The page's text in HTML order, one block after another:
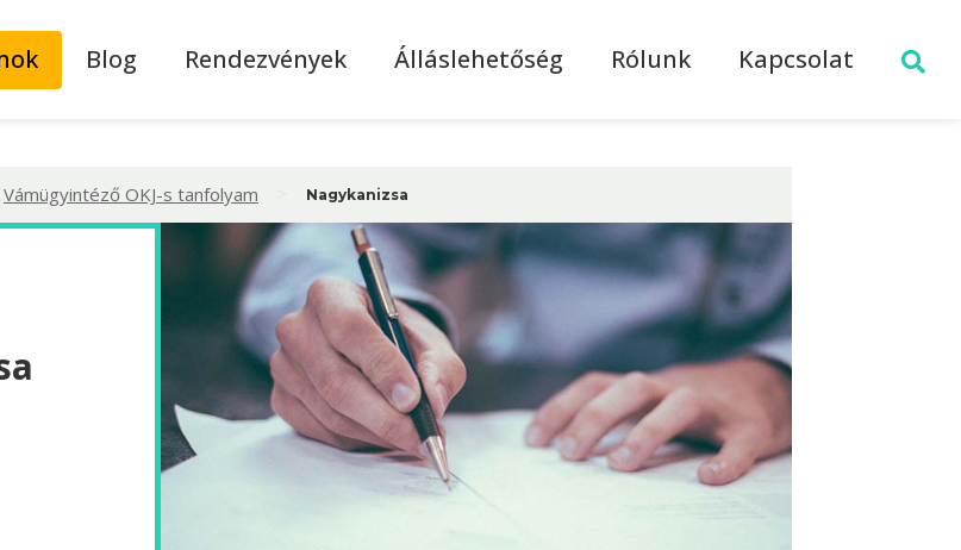
Blog Rendezvények Álláslehetőség Rólunk Kapcsolat
Vámügyintéző OKJ-s tanfolyam Nagykanizsa